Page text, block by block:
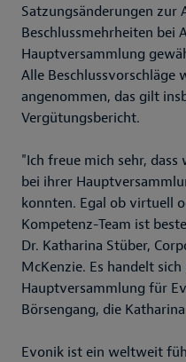
Satzungsänderungen zur
Beschlussmehrheiten bei
Hauptversammlung
Alle
angenommen, das gilt
Vergütungsbericht.
"Ich freue mich sehr,
bei ihrer
konnten. Egal ob virtuell
Kompetenz-Team ist
Dr. Katharina Stüber,
McKenzie. Es handelt
Hauptversammlung für
Börsengang, die
Evonik ist ein weltweit